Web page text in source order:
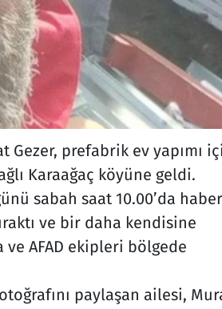
Gezer, prefabrik ev yapımı
Karaağaç köyüne geldi.
sabah saat 10.00’da haber
ve bir daha kendisine
ve AFAD ekipleri bölgede
paylaşan ailesi,